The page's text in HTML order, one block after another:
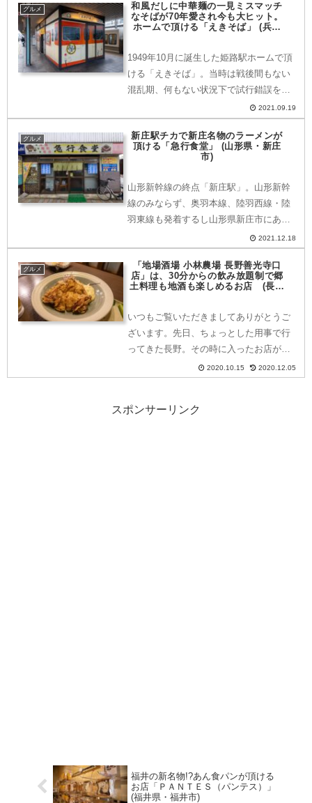
味しかったのでご紹介いたします。何気
に大宮はランチ寿...
グルメ
和風だしに中華麺の一見ミスマッチ
なそばが70年愛され今も大ヒット。
ホームで頂ける「えきそば」 (兵庫
1949年10月に誕生した姫路駅ホームで頂
ける「えきそば」。当時は戦後間もない
混乱期、何もない状況下で試行錯誤を繰
り返し、現在のかんすい入りの中華麺に
和風だしの一見ミスマッチな「えきそ
ば」が誕生しました。姫路駅で頂ける
「えきそば」をご紹介し...
2021.09.19
グルメ
新庄駅チカで新庄名物のラーメンが
頂ける「急行食堂」 (山形県・新庄
市)
山形新幹線の終点「新庄駅」。山形新幹
線のみならず、奥羽本線、陸羽西線・陸
羽東線も発着するし山形県新庄市にある
「新庄駅」から徒歩約2分足らずのとこ
ろにある「急行食堂」。ネーミングもい
いですが、どこか懐かしい雰囲気たっぷ
り。そんな「急行食堂」を...
2021.12.18
グルメ
「地場酒場 小林農場 長野善光寺口
店」は、30分からの飲み放題制で郷
土料理も地酒も楽しめるお店 (長野
いつもご覧いただきましてありがとうご
ざいます。先日、ちょっとした用事で行
ってきた長野。その時に入ったお店が、
30分からの飲み放題で地酒も置いてあ
り、さらには郷土料理も楽しめるお店で
ご紹介します。どこにある...
2020.10.15 2020.12.05
スポンサーリンク
福井の新名物!?あん食パンが頂ける
お店「ＰＡＮＴＥＳ（パンテス）」
(福井県・福井市)